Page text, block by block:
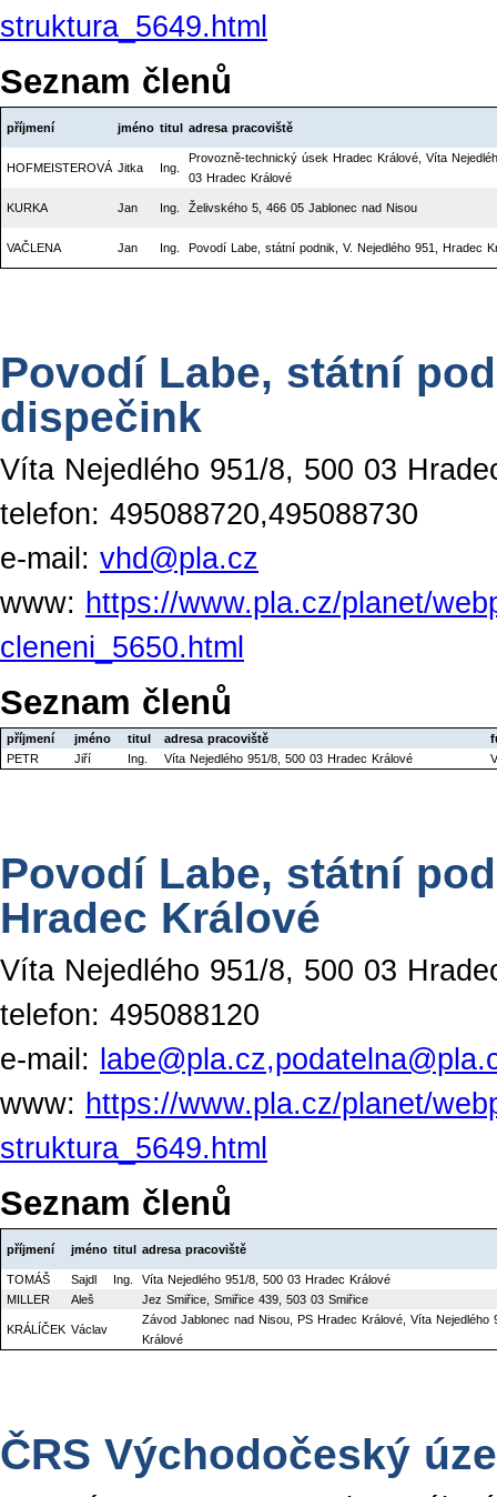
struktura_5649.html
Seznam členů
příjmení jméno titul adresa pracoviště
HOFMEISTEROVÁ Jitka Ing.
Provozně-technický úsek Hradec Králové, Víta
03 Hradec Králové
KURKA Jan Ing. Želivského 5, 466 05 Jablonec nad Nisou
VAČLENA Jan Ing. Povodí Labe, státní podnik, V. Nejedlého 951, Hradec
Povodí Labe, státní
dispečink
Víta Nejedlého 951/8, 500 03
telefon: 495088720,495088730
e-mail: vhd@pla.cz
www: https://www.pla.cz/planet/
cleneni_5650.html
Seznam členů
příjmení jméno titul adresa pracoviště
PETR
Jiří Ing. Víta Nejedlého 951/8, 500 03 Hradec Králové
Povodí Labe, státní
Hradec Králové
Víta Nejedlého 951/8, 500 03
telefon: 495088120
e-mail:
www: https://www.pla.cz/planet/
struktura_5649.html
Seznam členů
příjmení jméno titul adresa pracoviště
TOMÁŠ Sajdl Ing.
Víta Nejedlého 951/8, 500 03 Hradec Králové
MILLER
Aleš Jez Smiřice, Smiřice 439, 503 03 Smiřice
KRÁLÍČEK Václav
Závod Jablonec nad Nisou, PS Hradec Králové, Víta Nejedlého
Králové
ČRS Východočeský